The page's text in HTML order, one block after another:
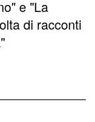
e "La
di racconti